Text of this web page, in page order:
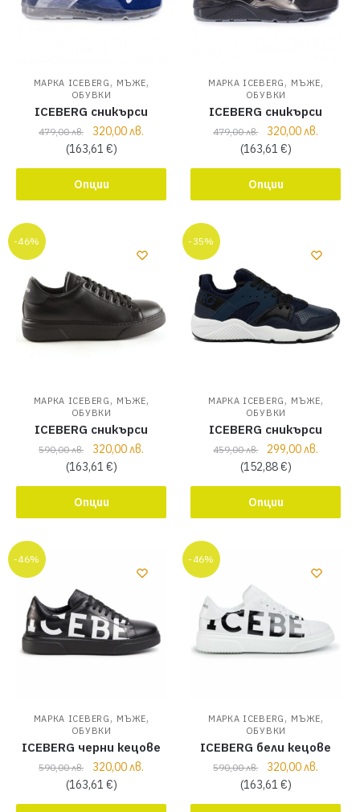
МАРКА ICEBERG , МЪЖЕ,
ОБУВКИ
ICEBERG сникърси
479,00лв. 320,00лв.
(163,61 €)
Опции
МАРКА ICEBERG , МЪЖЕ,
ОБУВКИ
ICEBERG сникърси
479,00лв. 320,00лв.
(163,61 €)
Опции
-46%
МАРКА ICEBERG , МЪЖЕ,
ОБУВКИ
ICEBERG сникърси
590,00лв. 320,00лв.
(163,61 €)
Опции
-35%
МАРКА ICEBERG , МЪЖЕ,
ОБУВКИ
ICEBERG сникърси
459,00лв. 299,00лв.
(152,88€)
Опции
-46%
МАРКА ICEBERG , МЪЖЕ,
ОБУВКИ
ICEBERG черни кецове
590,00лв. 320,00лв.
(163,61 €)
-46%
МАРКА ICEBERG , МЪЖЕ,
ОБУВКИ
ICEBERG бели кецове
590,00лв. 320,00лв.
(163,61 €)